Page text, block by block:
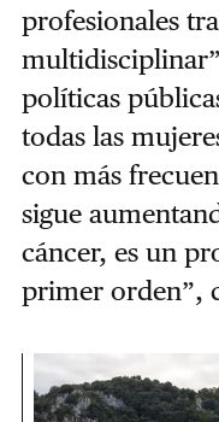
profesionales
políticas
todas las
con más
sigue
cáncer, es un
primer orden”,